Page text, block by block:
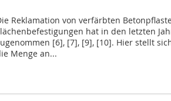
Reklamation von verfärbten
hat in den letzten
[6], [7], [9], [10]. Hier stellt
Menge an...